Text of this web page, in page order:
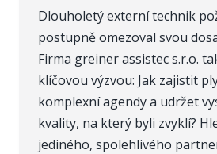
Dlouholetý externí technik
postupně omezoval svou
Firma greiner assistec s.r.o.
klíčovou výzvou: Jak zajistit
komplexní agendy a udržet
kvality, na který byli zvyklí?
jediného, spolehlivého